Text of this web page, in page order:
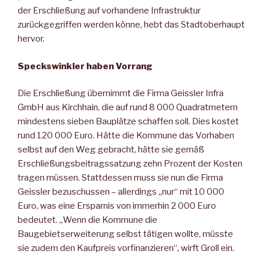
der Erschließung auf vorhandene Infrastruktur
zurückgegriffen werden könne, hebt das Stadtoberhaupt
hervor.
Speckswinkler haben Vorrang
Die Erschließung übernimmt die Firma Geissler Infra
GmbH aus Kirchhain, die auf rund 8 000 Quadratmetern
mindestens sieben Bauplätze schaffen soll. Dies kostet
rund 120 000 Euro. Hätte die Kommune das Vorhaben
selbst auf den Weg gebracht, hätte sie gemäß
Erschließungsbeitragssatzung zehn Prozent der Kosten
tragen müssen. Stattdessen muss sie nun die Firma
Geissler bezuschussen – allerdings „nur“ mit 10 000
Euro, was eine Ersparnis von immerhin 2 000 Euro
bedeutet. „Wenn die Kommune die
Baugebietserweiterung selbst tätigen wollte, müsste
sie zudem den Kaufpreis vorfinanzieren“, wirft Groll ein.